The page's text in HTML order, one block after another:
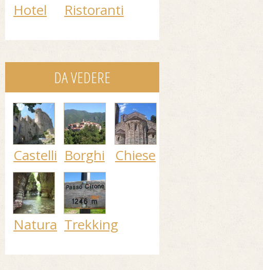
Hotel Ristoranti
DA VEDERE
Castelli Borghi Chiese
Natura Trekking